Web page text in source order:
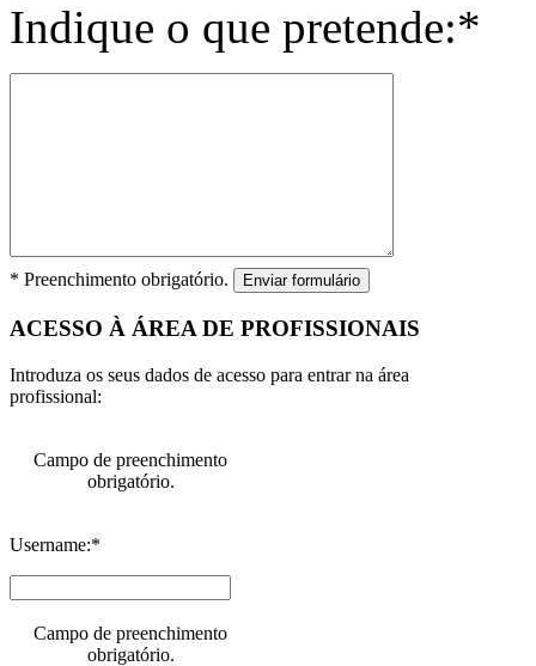
Indique o que pretende:*
* Preenchimento obrigatório. Enviar formulário
ACESSO À ÁREA DE PROFISSIONAIS
Introduza os seus dados de acesso para entrar na área
profissional:
Campo de preenchimento
obrigatório.
Username:*
Campo de preenchimento
obrigatório.